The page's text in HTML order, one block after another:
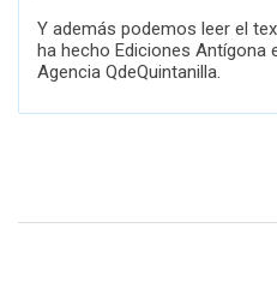
Y además podemos leer el
ha hecho Ediciones Antígona
Agencia QdeQuintanilla.